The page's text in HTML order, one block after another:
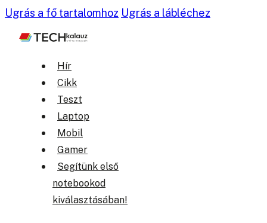
Ugrás a fő tartalomhoz Ugrás a lábléchez
Hír
Cikk
Teszt
Laptop
Mobil
Gamer
Segítünk első
notebookod
kiválasztásában!